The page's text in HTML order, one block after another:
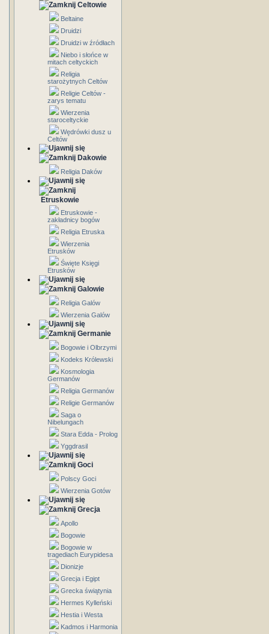
Celtowie
Beltaine
Druidzi
Druidzi w źródłach
Niebo i słońce w
mitach celtyckich
Religia
starożytnych Celtów
Religie Celtów -
zarys tematu
Wierzenia
staroceltyckie
Wędrówki dusz u
Celtów
Dakowie
Religia Daków
Etruskowie
Etruskowie -
zakładnicy bogów
Religia Etruska
Wierzenia
Etrusków
Święte Księgi
Etrusków
Galowie
Religia Galów
Wierzenia Galów
Germanie
Bogowie i Olbrzymi
Kodeks Królewski
Kosmologia
Germanów
Religia Germanów
Religie Germanów
Saga o
Nibelungach
Stara Edda - Prolog
Yggdrasil
Goci
Polscy Goci
Wierzenia Gotów
Grecja
Apollo
Bogowie
Bogowie w
tragediach Eurypidesa
Dionizje
Grecja i Egipt
Grecka świątynia
Hermes Kylleński
Hestia i Westa
Kadmos i Harmonia